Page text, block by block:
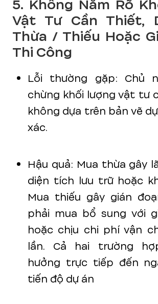
5. Không Nắm Rõ
Vật Tư Cần Thiết,
Thừa / Thiếu Hoặc
Thi Công
Lỗi thường gặp: Chủ
chừng khối lượng vật tư
không dựa trên bản vẽ
xác.
Hậu quả: Mua thừa gây
diện tích lưu trữ hoặc
Mua thiếu gây gián
phải mua bổ sung với
hoặc chịu chi phí vận
lần. Cả hai trường
hưởng trực tiếp đến
tiến độ dự án